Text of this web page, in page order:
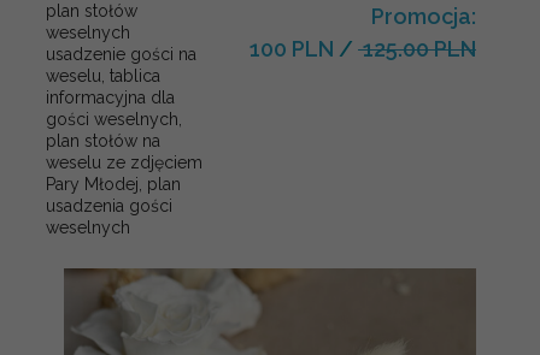
plan stołów
weselnych
usadzenie gości na
weselu, tablica
informacyjna dla
gości weselnych,
plan stołów na
weselu ze zdjęciem
Pary Młodej, plan
usadzenia gości
weselnych
Promocja:
100 PLN / 125.00 PLN